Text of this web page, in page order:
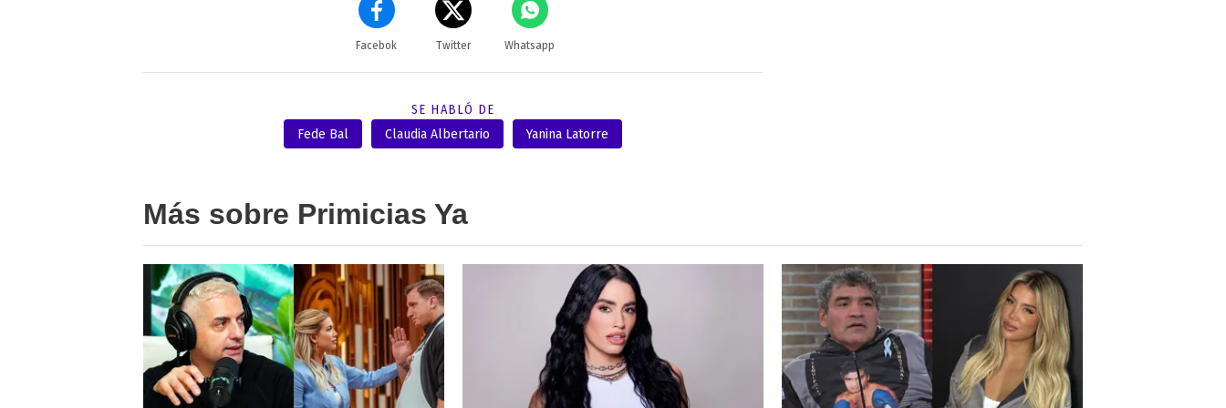
Facebok Twitter Whatsapp
SE HABLÓ DE
Fede Bal
Claudia Albertario Yanina Latorre
Más sobre Primicias Ya